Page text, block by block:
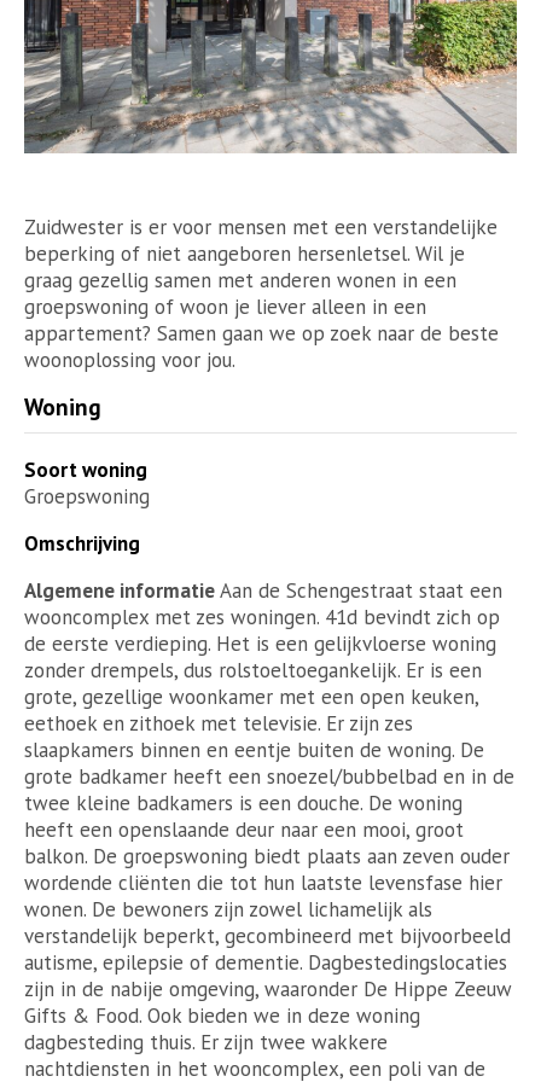
Zuidwester is er voor mensen met een verstandelijke
beperking of niet aangeboren hersenletsel. Wil je
graag gezellig samen met anderen wonen in een
groepswoning of woon je liever alleen in een
appartement? Samen gaan we op zoek naar de beste
woonoplossing voor jou.
Woning
Soort woning
Groepswoning
Omschrijving
Algemene informatieAan de Schengestraat staat een
wooncomplex met zes woningen. 41d bevindt zich op
de eerste verdieping. Het is een gelijkvloerse woning
zonder drempels, dus rolstoeltoegankelijk. Er is een
grote, gezellige woonkamer met een open keuken,
eethoek en zithoek met televisie. Er zijn zes
slaapkamers binnen en eentje buiten de woning. De
grote badkamer heeft een snoezel/bubbelbad en in de
twee kleine badkamers is een douche. De woning
heeft een openslaande deur naar een mooi, groot
balkon. De groepswoning biedt plaats aan zeven ouder
wordende cliënten die tot hun laatste levensfase hier
wonen. De bewoners zijn zowel lichamelijk als
verstandelijk beperkt, gecombineerd met bijvoorbeeld
autisme, epilepsie of dementie. Dagbestedingslocaties
zijn in de nabije omgeving, waaronder De Hippe Zeeuw
Gifts & Food. Ook bieden we in deze woning
dagbesteding thuis. Er zijn twee wakkere
nachtdiensten in het wooncomplex, een poli van de